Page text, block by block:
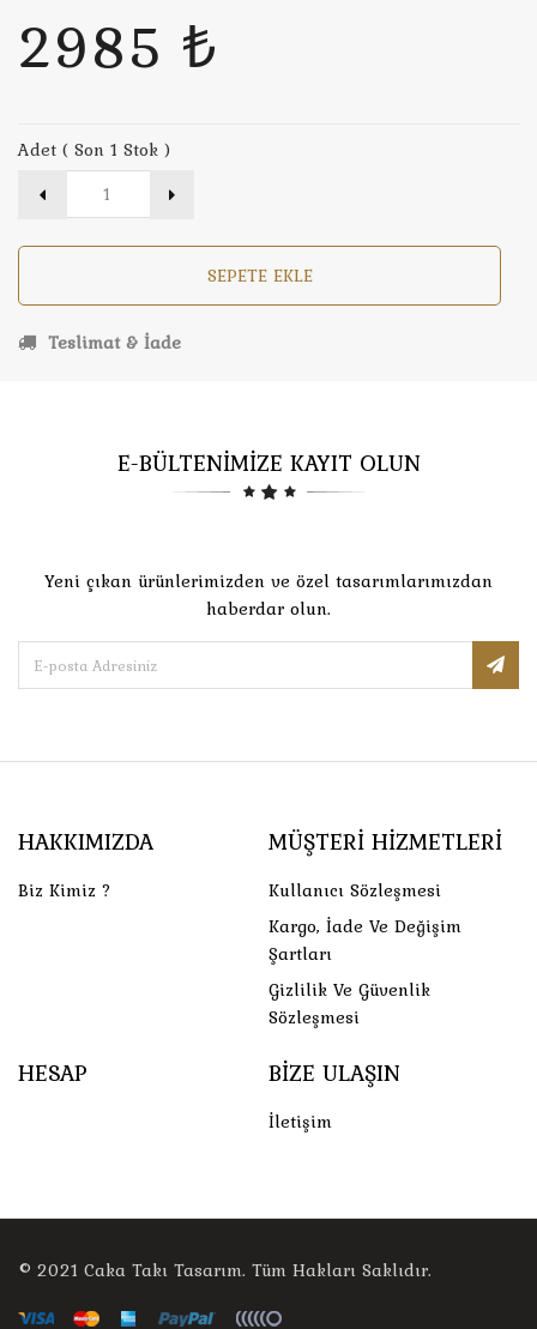
2985 ₺
Adet ( Son 1 Stok )
SEPETE EKLE
Teslimat & İade
E-BÜLTENİMİZE KAYIT OLUN
Yeni çıkan ürünlerimizden ve özel tasarımlarımızdan
haberdar olun.
HAKKIMIZDA
Biz Kimiz ?
MÜŞTERI HIZMETLERI
Kullanıcı Sözleşmesi
Kargo, İade Ve Değişim
Şartları
Gizlilik Ve Güvenlik
Sözleşmesi
HESAP BIZE ULAŞIN
İletişim
© 2021 Caka Takı Tasarım. Tüm Hakları Saklıdır.